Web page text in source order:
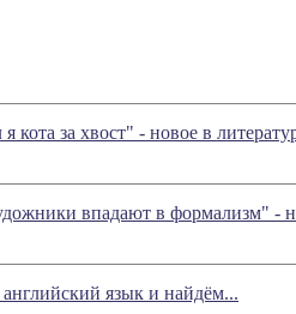
кота за хвост" - новое в
впадают в формализм" -
язык и найдём...